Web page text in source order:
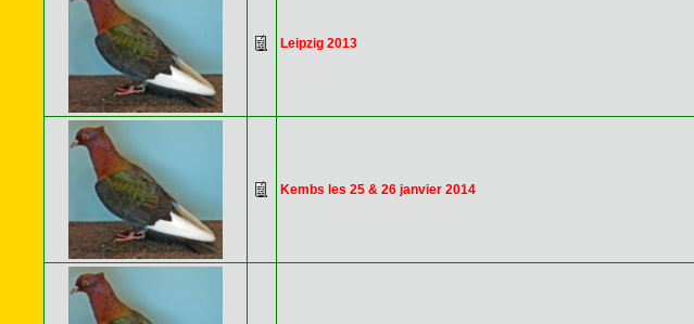
Leipzig 2013
Kembs les 25 & 26 janvier 2014